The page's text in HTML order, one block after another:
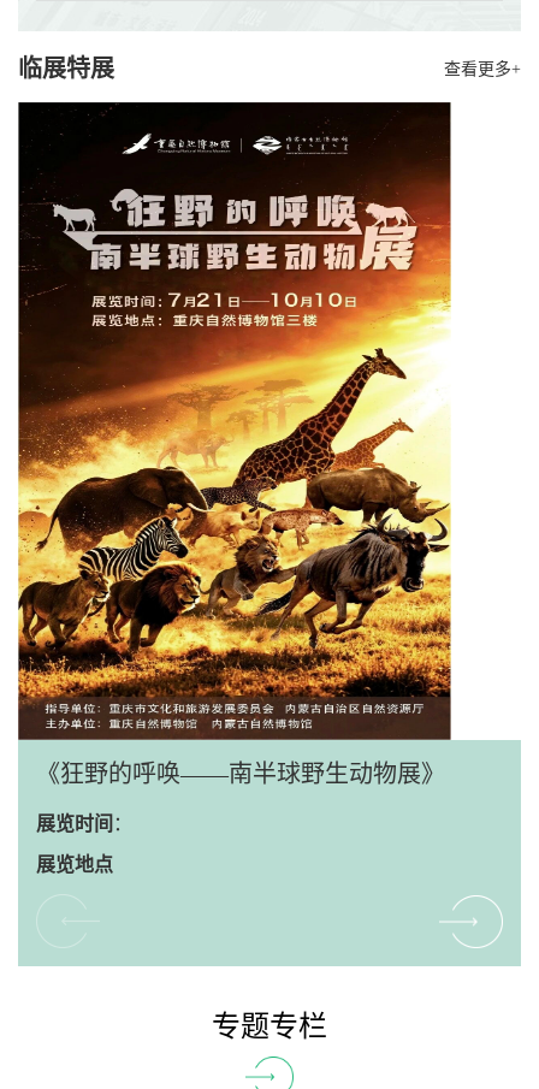
临展特展 查看更多+
《狂野的呼唤——南半球野生动物展》
展览时间 ：
展览地点
展览时间 ：
展览地点
展览时间 ： 2025.11.15
展览地点
展览时间 ： 2025年9月30日—2026年1月5日
展览地点
展览时间 ： 2025年 5月18日
展览地点
专题专栏